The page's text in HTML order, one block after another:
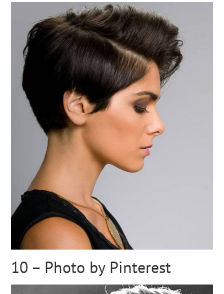
10 – Photo by Pinterest